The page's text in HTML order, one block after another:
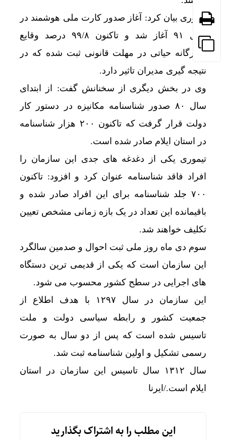
تیموری بیان کرد: آغاز صدور کارت ملی هوشمند در
سال ۹۱ آغاز شد و تاکنون ۹۹/۸ درصد وقایع
چهارگانه حیاتی در مهلت قانونی ثبت شده که در
نتیجه گیری مدیران تاثیر دارد.
وی در بخش دیگری از سخنانش گفت: از ابتدای
سال ۸۰ صدور شناسنامه مکانیزه در دستور کار
دولت قرار گرفت که تاکنون ۲۰۰ هزار شناسنامه
در استان ایلام صادر شده است.
تیموری یکی از دغدغه های جدی این سازمان را
افراد فاقد شناسنامه عنوان کرد و افزود: تاکنون
۷۰۰ جلد شناسنامه برای این افراد صادر شده و
باقیمانده این تعداد در یک بازه زمانی مشخص تعیین
تکلیف خواهند شد.
سوم دی ماه روز ملی ثبت احوال و صدمین سالگرد
این سازمان است که یکی از قدیمی ترین دستگاه
های اجرایی در سطح کشور محسوب می شود.
این سازمان در سال ۱۲۹۷ با هدف اطلاع از
جمعیت کشور و رابطه سیاسی دولت و ملت
تاسیس شده است که پس از دو سال به صورت
رسمی تشکیل و اولین شناسنامه ثبت شد.
سال ۱۳۱۲ سال تاسیس این سازمان در استان
ایلام است./ایرنا
این مطلب را به اشتراک بگذارید